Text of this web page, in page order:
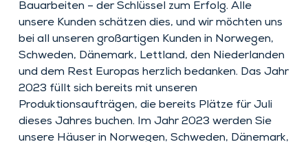
Bauarbeiten – der Schlüssel zum Erfolg. Alle
unsere Kunden schätzen dies, und wir möchten uns
bei all unseren großartigen Kunden in Norwegen,
Schweden, Dänemark, Lettland, den Niederlanden
und dem Rest Europas herzlich bedanken. Das Jahr
2023 füllt sich bereits mit unseren
Produktionsaufträgen, die bereits Plätze für Juli
dieses Jahres buchen. Im Jahr 2023 werden Sie
unsere Häuser in Norwegen, Schweden, Dänemark,